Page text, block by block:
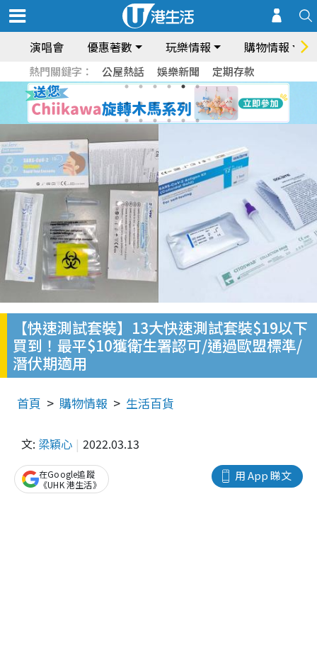
演唱會 優惠著數 玩樂情報 購物情報
熱門關鍵字： 公屋熱話 娛樂新聞 定期存款
【快速測試套裝】13大快速測試套裝$19以下
買到！最平$10獲衛生署認可/通過歐盟標準/
潛伏期適用
首頁 購物情報 生活百貨
文: 梁穎心 2022.03.13
用 App 睇文
在Google追蹤
《UHK 港生活》